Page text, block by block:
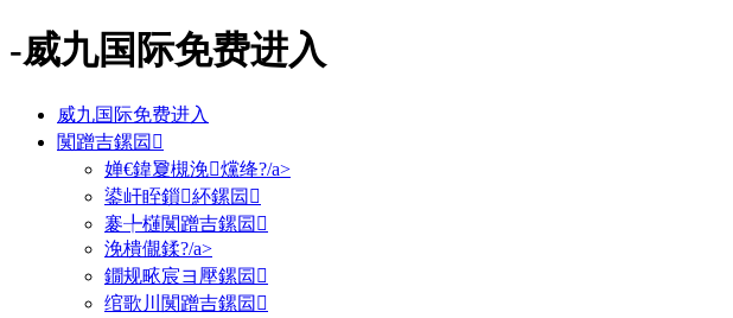
-威九国际免费进入
威九国际免费进入
闃蹭吉鏍囩
婵€鍏夐槻浼爣绛?/a>
鍙屽眰鎻紑鏍囩
褰╄櫣闃蹭吉鏍囩
浼樻儬鍒?/a>
鐗规畩宸ヨ壓鏍囩
绾歌川闃蹭吉鏍囩